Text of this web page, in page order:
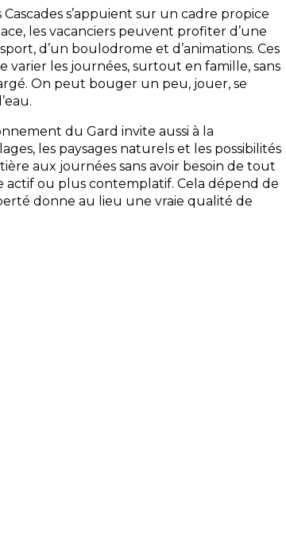
Cascades s’appuient sur un cadre propice
les vacanciers peuvent profiter d’une
d’un boulodrome et d’animations. Ces
les journées, surtout en famille, sans
On peut bouger un peu, jouer, se
du Gard invite aussi à la
les paysages naturels et les possibilités
aux journées sans avoir besoin de tout
actif ou plus contemplatif. Cela dépend de
donne au lieu une vraie qualité de